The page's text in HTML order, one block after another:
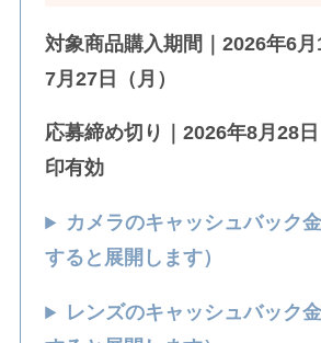
対象商品購入期間｜2026年6
7月27日（月）
応募締め切り｜2026年8月28
印有効
カメラのキャッシュバック
すると展開します）
レンズのキャッシュバック